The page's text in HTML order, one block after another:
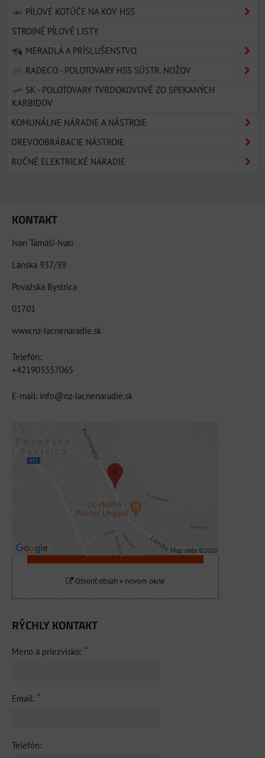
PÍLOVÉ KOTÚČE NA KOV HSS
STROJNÉ PÍLOVÉ LISTY
MERADLÁ A PRÍSLUŠENSTVO
RADECO - POLOTOVARY HSS SÚSTR. NOŽOV
SK - POLOTOVARY TVRDOKOVOVÉ ZO SPEKANÝCH
KARBIDOV
KOMUNÁLNE NÁRADIE A NÁSTROJE
DREVOOBRÁBACIE NÁSTROJE
RUČNÉ ELEKTRICKÉ NÁRADIE
KONTAKT
Ivan Tamáši-Ivati
Lánska 937/39
Považská Bystrica
01701
www.nz-lacnenaradie.sk
Telefón:
+421903557065
E-mail: info@nz-lacnenaradie.sk
Externý obsah je blokovaný Voľbami
súkromia
Prajete si načítať externý obsah?
Povoliť tentokrát
Povoliť a zapamätať - súhlas s druhom
cookie: Funkčné
Otvoriť obsah v novom okne
RÝCHLY KONTAKT
Meno a priezvisko: *
Email: *
Telefón: